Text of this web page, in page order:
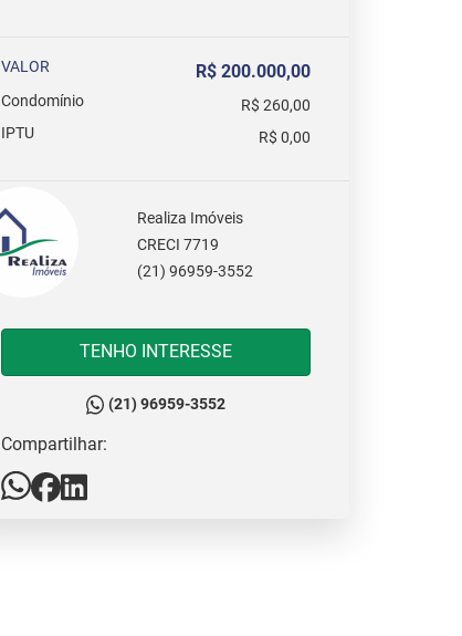
VALOR R$ 200.000,00
Condomínio
R$ 260,00
IPTU
R$ 0,00
Realiza Imóveis
CRECI 7719
(21) 96959-3552
TENHO INTERESSE
(21) 96959-3552
Compartilhar: